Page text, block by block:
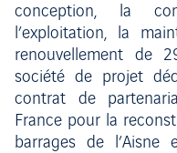
conception, la
l’exploitation, la
renouvellement de
société de projet
contrat de
France pour la
barrages de